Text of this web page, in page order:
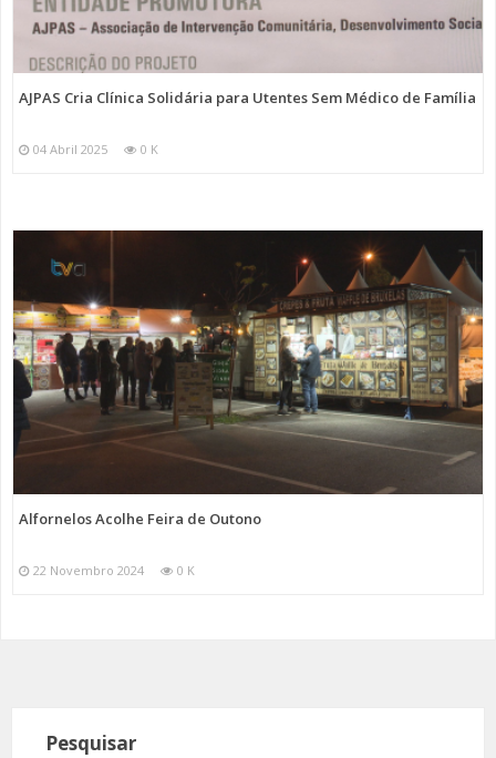
AJPAS Cria Clínica Solidária para Utentes Sem Médico de Família
04 Abril 2025 0 K
Alfornelos Acolhe Feira de Outono
22 Novembro 2024 0 K
Pesquisar